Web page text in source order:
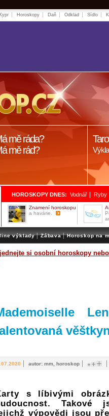
Kypr Horoskopy Daň Odklad Sídlo
mě ráda?
mě rád?
HOROSKOPY DNES: Vodnář Ryby
Znamení horoskopu
a havárie.
výklady | Zábava | Horoskop na
si osobní horoskopy
| autor: mm, horoskop |
s líbivými
Takové
výpovědi jsou